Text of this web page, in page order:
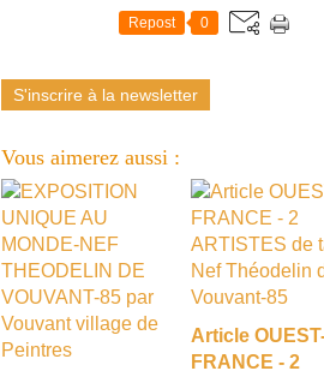
Repost 0
S'inscrire à la newsletter
Vous aimerez aussi :
Article
FRANCE - 2